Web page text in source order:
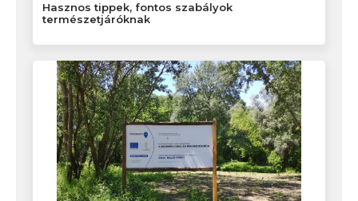
Hasznos tippek, fontos szabályok
természetjáróknak